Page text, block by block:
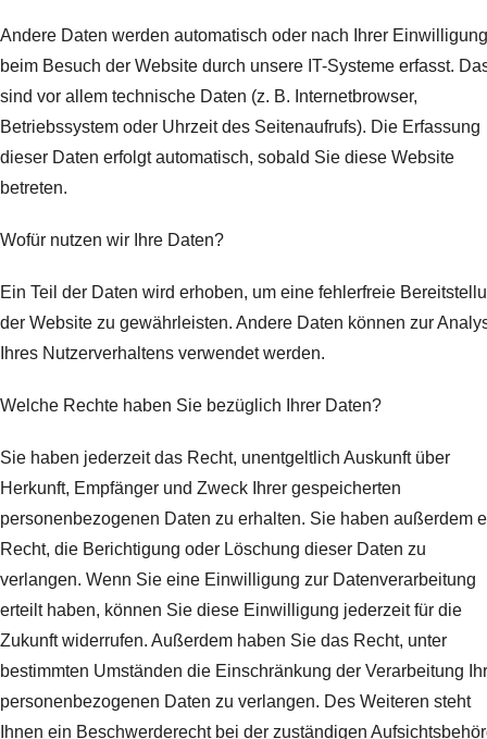
Andere Daten werden automatisch oder nach Ihrer Einwilligung
beim Besuch der Website durch unsere IT-Systeme erfasst.
sind vor allem technische Daten (z. B. Internetbrowser,
Betriebssystem oder Uhrzeit des Seitenaufrufs). Die Erfassung
dieser Daten erfolgt automatisch, sobald Sie diese Website
betreten.
Wofür nutzen wir Ihre Daten?
Ein Teil der Daten wird erhoben, um eine fehlerfreie
der Website zu gewährleisten. Andere Daten können zur
Ihres Nutzerverhaltens verwendet werden.
Welche Rechte haben Sie bezüglich Ihrer Daten?
Sie haben jederzeit das Recht, unentgeltlich Auskunft über
Herkunft, Empfänger und Zweck Ihrer gespeicherten
personenbezogenen Daten zu erhalten. Sie haben außerdem
Recht, die Berichtigung oder Löschung dieser Daten zu
verlangen. Wenn Sie eine Einwilligung zur Datenverarbeitung
erteilt haben, können Sie diese Einwilligung jederzeit für die
Zukunft widerrufen. Außerdem haben Sie das Recht, unter
bestimmten Umständen die Einschränkung der Verarbeitung
personenbezogenen Daten zu verlangen. Des Weiteren steht
Ihnen ein Beschwerderecht bei der zuständigen